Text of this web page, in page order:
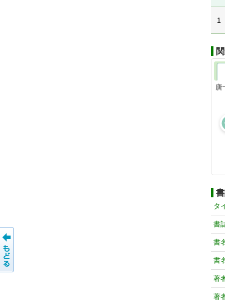
1
唐
タ
書
書
書
著
著